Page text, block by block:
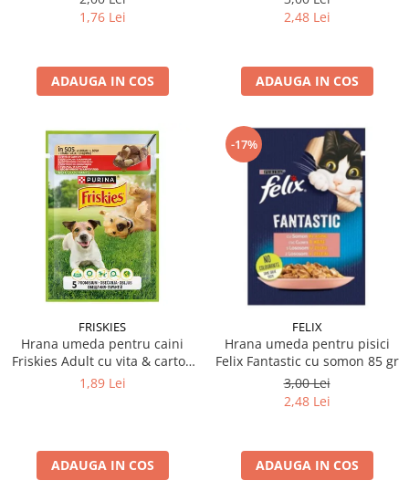
1,76 Lei
ADAUGA IN COS
2,48 Lei
ADAUGA IN COS
FRISKIES
Hrana umeda pentru caini
Friskies Adult cu vita & cartofi
85 gr
1,89 Lei
ADAUGA IN COS
-17%
FELIX
Hrana umeda pentru pisici
Felix Fantastic cu somon 85 gr
3,00 Lei
2,48 Lei
ADAUGA IN COS